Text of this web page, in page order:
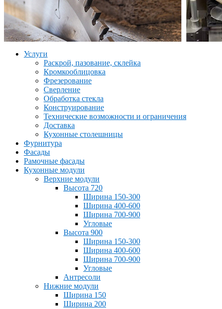
Услуги
Раскрой, пазование, склейка
Кромкооблицовка
Фрезерование
Сверление
Обработка стекла
Конструирование
Технические возможности и ограничения
Доставка
Кухонные столешницы
Фурнитура
Фасады
Рамочные фасады
Кухонные модули
Верхние модули
Высота 720
Ширина 150-300
Ширина 400-600
Ширина 700-900
Угловые
Высота 900
Ширина 150-300
Ширина 400-600
Ширина 700-900
Угловые
Антресоли
Нижние модули
Ширина 150
Ширина 200